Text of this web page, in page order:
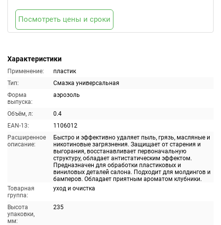
Характеристики
Применение:
пластик
Тип:
Смазка универсальная
Форма
выпуска:
аэрозоль
Объём, л:
0.4
EAN-13:
1106012
Расширенное
описание:
Быстро и эффективно удаляет пыль, грязь, масляные и
никотиновые загрязнения. Защищает от старения и
выгорания, восстанавливает первоначальную
структуру, обладает антистатическим эффектом.
Предназначен для обработки пластиковых и
виниловых деталей салона. Подходит для молдингов и
бамперов. Обладает приятным ароматом клубники.
Товарная
группа:
уход и очистка
Высота
упаковки,
мм:
235
Посмотреть цены и сроки